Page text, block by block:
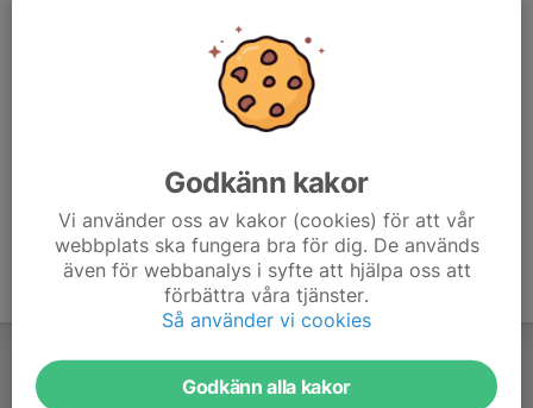
Medtag fotbollsskor, shorts, T-shirt, benskydd samt
Platserna är begränsade till 12 stycken denna vecka, vi
Godkänn kakor
Vi använder oss av kakor (cookies) för att vår
webbplats ska fungera bra för dig. De används
även för webbanalys i syfte att hjälpa oss att
förbättra våra tjänster.
Så använder vi cookies
Godkänn alla kakor